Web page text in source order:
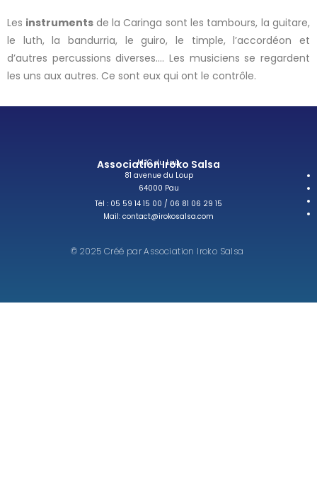
Les instruments de la Caringa sont les tambours, la guitare,
le luth, la bandurria, le guiro, le timple, l’accordéon et
d’autres percussions diverses…. Les musiciens se regardent
les uns aux autres. Ce sont eux qui ont le contrôle.
Association Iroko Salsa
MJC du Laü
81 avenue du Loup
64000 Pau
Tél : 05 59 14 15 00 / 06 81 06 29 15
Mail: contact@irokosalsa.com
© 2025 Créé par Association Iroko Salsa